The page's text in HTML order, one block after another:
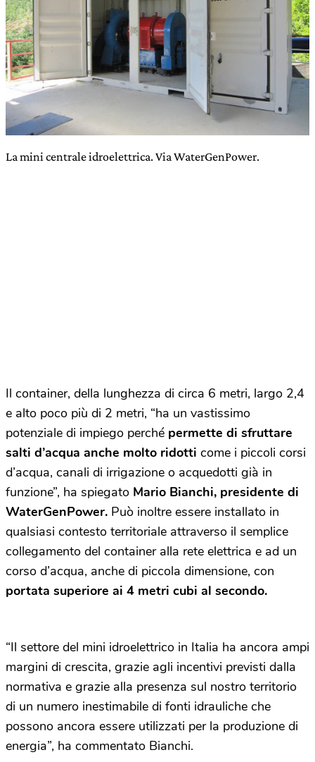
La mini centrale idroelettrica. Via WaterGenPower.
Il container, della lunghezza di circa 6 metri, largo 2,4
e alto poco più di 2 metri, “ha un vastissimo
potenziale di impiego perché permette di sfruttare
salti d’acqua anche molto ridotti come i piccoli corsi
d’acqua, canali di irrigazione o acquedotti già in
funzione”, ha spiegato Mario Bianchi, presidente di
WaterGenPower. Può inoltre essere installato in
qualsiasi contesto territoriale attraverso il semplice
collegamento del container alla rete elettrica e ad un
corso d’acqua, anche di piccola dimensione, con
portata superiore ai 4 metri cubi al secondo.
“Il settore del mini idroelettrico in Italia ha ancora ampi
margini di crescita, grazie agli incentivi previsti dalla
normativa e grazie alla presenza sul nostro territorio
di un numero inestimabile di fonti idrauliche che
possono ancora essere utilizzati per la produzione di
energia”, ha commentato Bianchi.